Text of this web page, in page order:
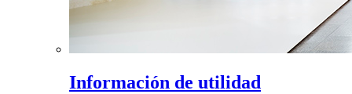
Información de utilidad